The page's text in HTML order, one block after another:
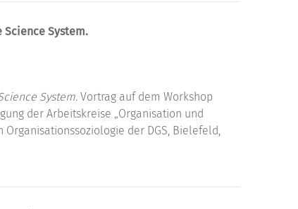
System.
System. Vortrag auf dem Workshop
der Arbeitskreise „Organisation und
der DGS, Bielefeld,